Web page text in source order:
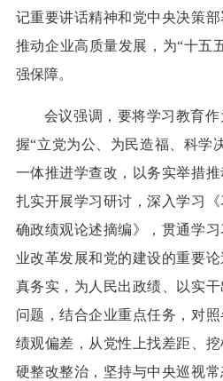
记重要讲话精神和党中央决策
推动企业高质量发展，为“十五
强保障。
会议强调，要将学习教育
握“立党为公、为民造福、科学
一体推进学查改，以务实举措
扎实开展学习研讨，深入学习
确政绩观论述摘编》，贯通学
业改革发展和党的建设的重要
真务实，为人民出政绩、以实
问题，结合企业重点任务，对
绩观偏差，从党性上找差距、
硬整改整治，坚持与中央巡视